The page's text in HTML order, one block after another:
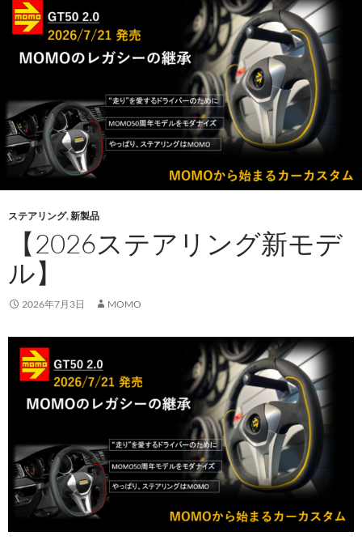
ステアリング,新製品
【2026ステアリング新モデ
ル】
2026年7月3日 MOMO